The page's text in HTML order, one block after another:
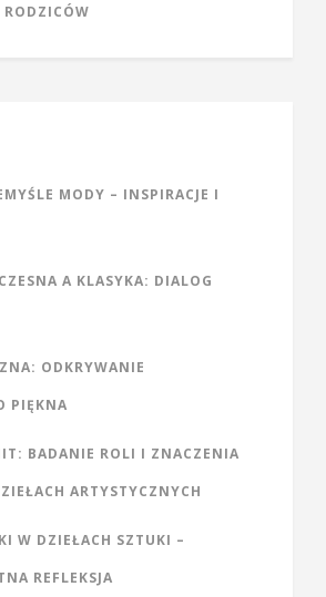
RODZICÓW
MODY – INSPIRACJE I
A KLASYKA: DIALOG
ODKRYWANIE
PIĘKNA
BADANIE ROLI I ZNACZENIA
ARTYSTYCZNYCH
W DZIEŁACH SZTUKI –
REFLEKSJA